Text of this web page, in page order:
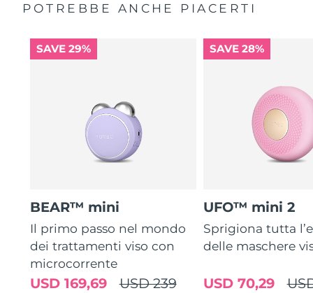
POTREBBE ANCHE PIACERTI
SAVE 29%
BEAR™ mini
Il primo passo nel mondo
dei trattamenti viso con
microcorrente
USD 239
USD 169,69
SAVE 28%
UFO™ mini 2
Sprigiona tutta
delle maschere
USD 70,29